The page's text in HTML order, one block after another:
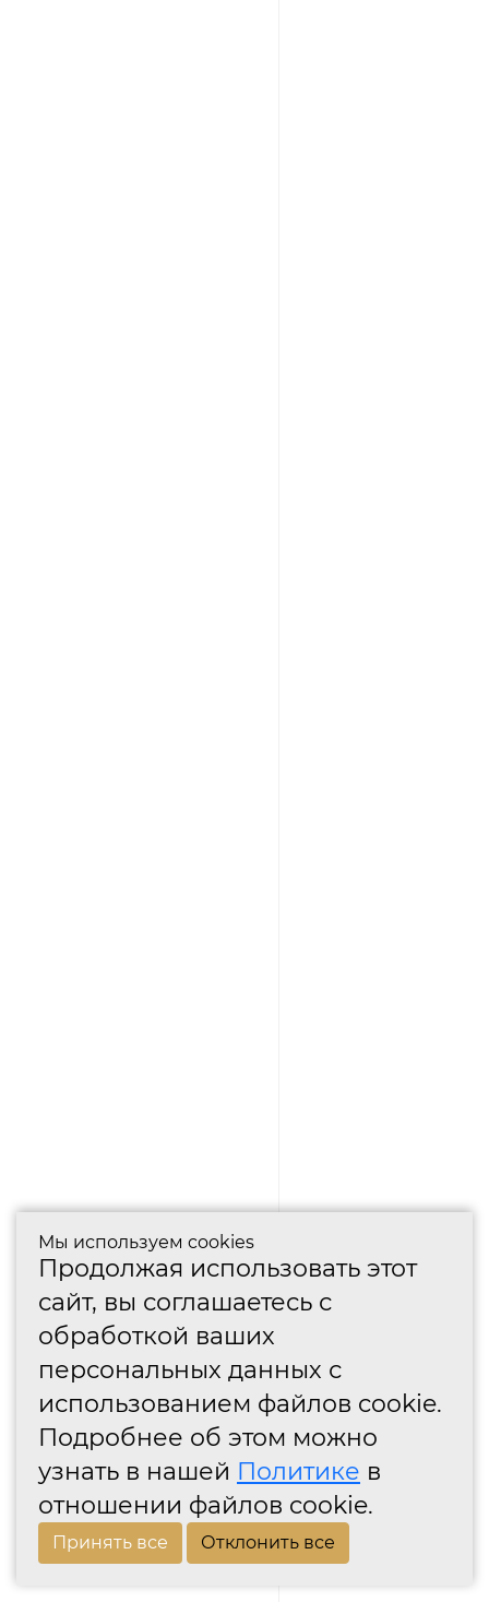
Мы используем cookies
Продолжая использовать этот
сайт, вы соглашаетесь с
обработкой ваших
персональных данных с
использованием файлов cookie.
Подробнее об этом можно
узнать в нашей Политике в
отношении файлов cookie.
Принять все Отклонить все